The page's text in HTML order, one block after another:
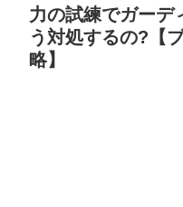
力の試練でガーデ
う対処するの?【
略】